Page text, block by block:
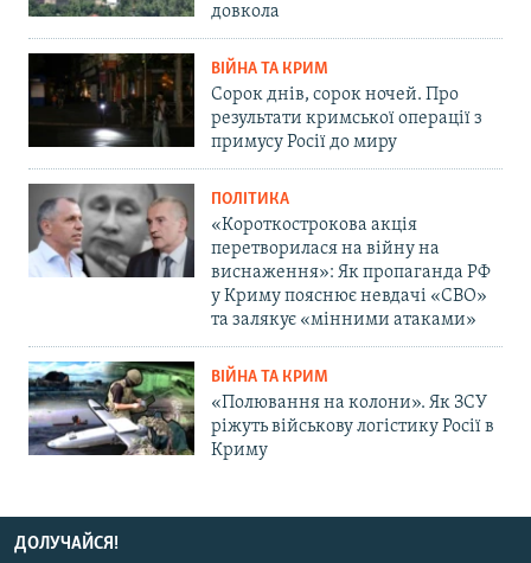
довкола
ВІЙНА ТА КРИМ
Сорок днів, сорок ночей. Про
результати кримської операції з
примусу Росії до миру
ПОЛІТИКА
«Короткострокова акція
перетворилася на війну на
виснаження»: Як пропаганда РФ
у Криму пояснює невдачі «СВО»
та залякує «мінними атаками»
ВІЙНА ТА КРИМ
«Полювання на колони». Як ЗСУ
ріжуть військову логістику Росії в
Криму
ДОЛУЧАЙСЯ!